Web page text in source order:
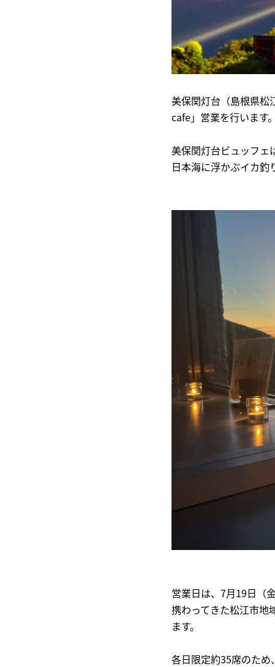
美保関灯台（島根県松
cafe」営業を行います。
美保関灯台ビュッフェ
日本海に浮かぶイカ釣
営業日は、7月19日（
携わってきた松江市地
ます。
各日限定約35席のため